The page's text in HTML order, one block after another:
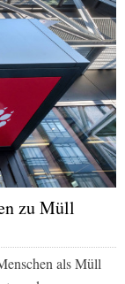
zu Müll
als Müll